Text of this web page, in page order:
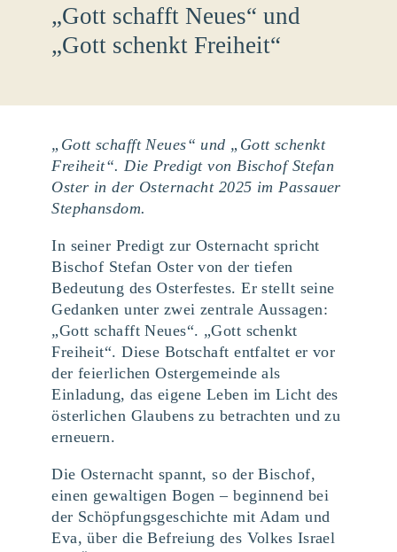
„Gott schafft Neues“ und
„Gott schenkt Freiheit“
„Gott schafft Neues“ und „Gott schenkt
Freiheit“. Die Predigt von Bischof Stefan
Oster in der Osternacht 2025 im Passauer
Stephansdom.
In seiner Predigt zur Osternacht spricht
Bischof Stefan Oster von der tiefen
Bedeutung des Osterfestes. Er stellt seine
Gedanken unter zwei zentrale Aussagen:
„Gott schafft Neues“. „Gott schenkt
Freiheit“. Diese Botschaft entfaltet er vor
der feierlichen Ostergemeinde als
Einladung, das eigene Leben im Licht des
österlichen Glaubens zu betrachten und zu
erneuern.
Die Osternacht spannt, so der Bischof,
einen gewaltigen Bogen – beginnend bei
der Schöpfungsgeschichte mit Adam und
Eva, über die Befreiung des Volkes Israel